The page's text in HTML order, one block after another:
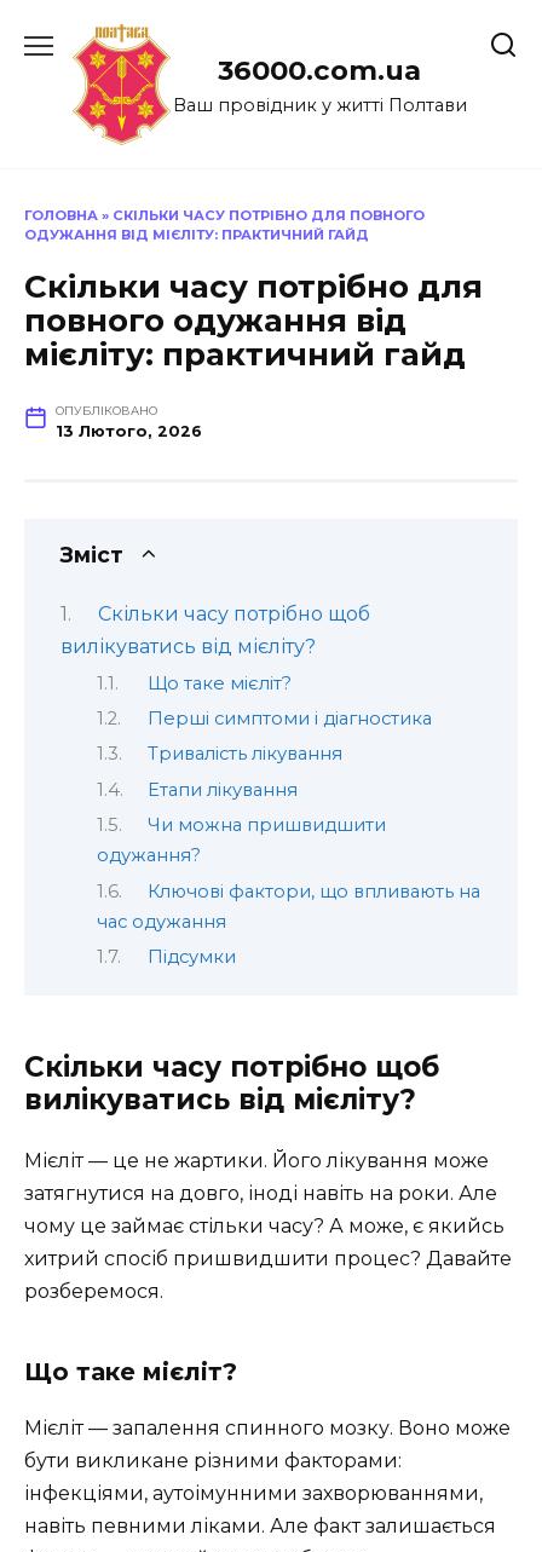
до
36000.com.ua
Ваш провідник у житті Полтави
ГОЛОВНА » СКІЛЬКИ ЧАСУ ПОТРІБНО ДЛЯ ПОВНОГО
ОДУЖАННЯ ВІД МІЄЛІТУ: ПРАКТИЧНИЙ ГАЙД
Скільки часу потрібно для
повного одужання від
мієліту: практичний гайд
ОПУБЛІКОВАНО
13 Лютого, 2026
Зміст
Скільки часу потрібно щоб
вилікуватись від мієліту?
Що таке мієліт?
Перші симптоми і діагностика
Тривалість лікування
Етапи лікування
Чи можна пришвидшити
одужання?
Ключові фактори, що впливають на
час одужання
Підсумки
Скільки часу потрібно щоб
вилікуватись від мієліту?
Мієліт — це не жартики. Його лікування може
затягнутися на довго, іноді навіть на роки. Але
чому це займає стільки часу? А може, є якийсь
хитрий спосіб пришвидшити процес? Давайте
розберемося.
Що таке мієліт?
Мієліт — запалення спинного мозку. Воно може
бути викликане різними факторами:
інфекціями, аутоімунними захворюваннями,
навіть певними ліками. Але факт залишається